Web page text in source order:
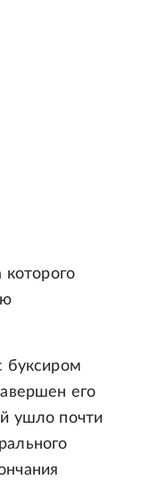
буксиром
его
ушло почти